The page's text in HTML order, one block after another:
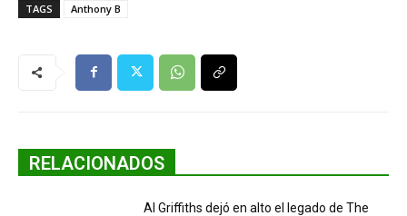
TAGS Anthony B
RELACIONADOS
Al Griffiths dejó en alto el legado de The